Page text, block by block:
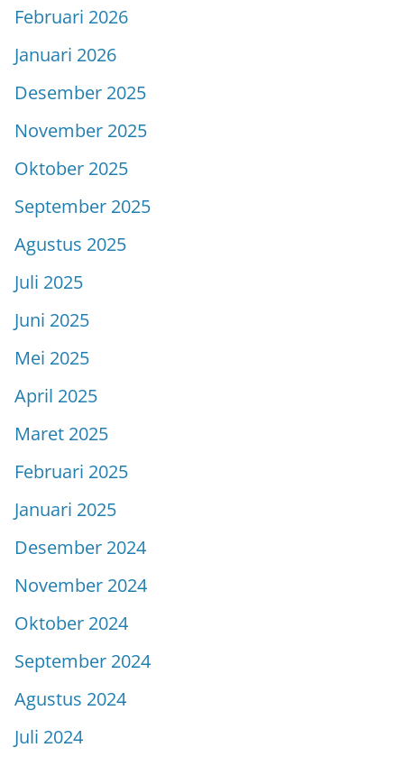
Februari 2026
Januari 2026
Desember 2025
November 2025
Oktober 2025
September 2025
Agustus 2025
Juli 2025
Juni 2025
Mei 2025
April 2025
Maret 2025
Februari 2025
Januari 2025
Desember 2024
November 2024
Oktober 2024
September 2024
Agustus 2024
Juli 2024